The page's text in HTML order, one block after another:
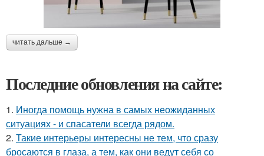
читать дальше →
Последние обновления на сайте:
1. Иногда помощь нужна в самых неожиданных
ситуациях - и спасатели всегда рядом.
2. Такие интерьеры интересны не тем, что сразу
бросаются в глаза, а тем, как они ведут себя со